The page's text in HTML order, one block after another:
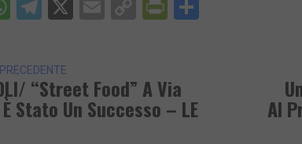
WhatsApp
Telegram
X EmailCopyPrintFriendly
“Street Food” A Via
Stato Un Successo – LE Al